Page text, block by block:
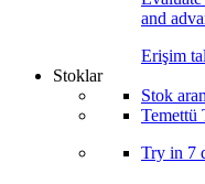
and
Erişim
Stoklar
Stok
Temettü
Try in 7